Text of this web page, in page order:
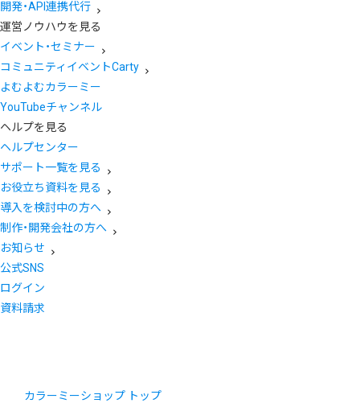
開発・API連携代行
運営ノウハウを見る
イベント・セミナー
コミュニティイベントCarty
よむよむカラーミー
YouTubeチャンネル
ヘルプを見る
ヘルプセンター
サポート一覧を見る
お役立ち資料を見る
導入を検討中の方へ
制作・開発会社の方へ
お知らせ
公式SNS
ログイン
資料請求
カラーミーショップ トップ